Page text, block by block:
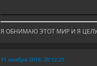
Я ОБНИМАЮ ЭТОТ МИР И Я
11 ноября 2019, 20:12:21